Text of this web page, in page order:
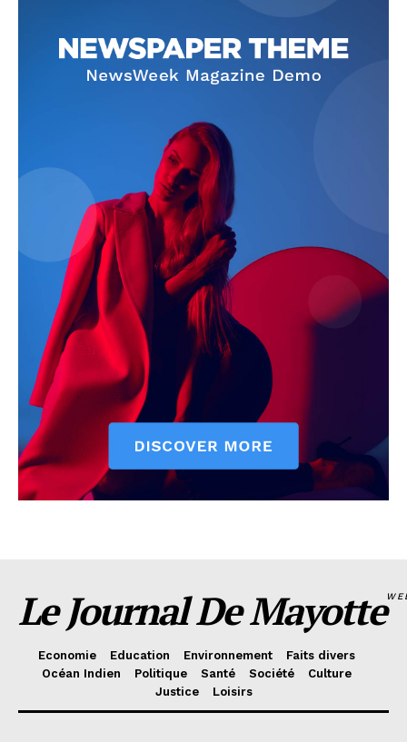
Le Journal De Mayotte
Economie Education Environnement
Faits divers
Océan Indien
Politique Santé Société
Culture
Justice
Loisirs